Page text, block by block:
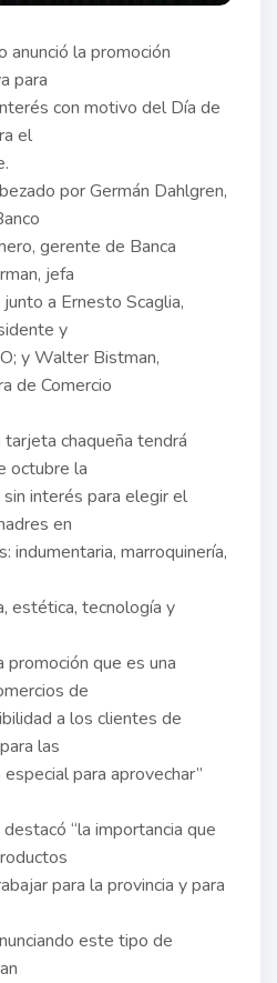
anunció la promoción
para
con motivo del Día de
el
por Germán Dahlgren,
gerente de Banca
jefa
a Ernesto Scaglia,
y
y Walter Bistman,
de Comercio
chaqueña tendrá
octubre la
interés para elegir el
en
indumentaria, marroquinería,
estética, tecnología y
promoción que es una
de
a los clientes de
las
para aprovechar”
“la importancia que
para la provincia y para
este tipo de